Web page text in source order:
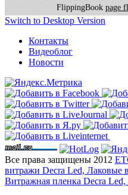
FlippingBook page
Switch to Desktop Version
Контакты
Видеоблог
Новости
Все права защищены 2012
витражи Decra Led, Лаковые
Витражная пленка Decra